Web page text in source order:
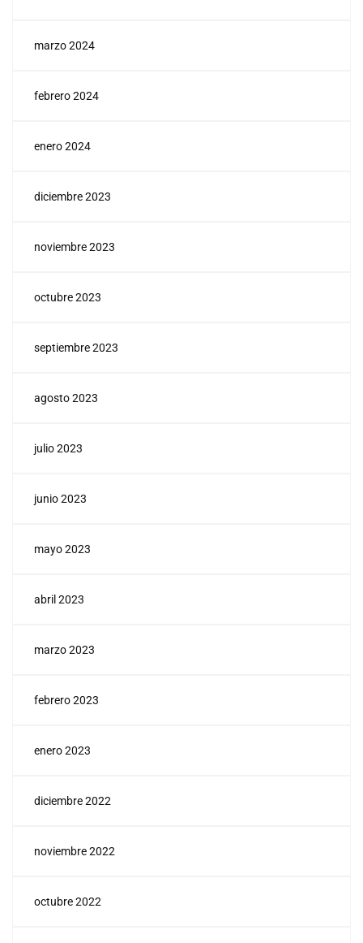
marzo 2024
febrero 2024
enero 2024
diciembre 2023
noviembre 2023
octubre 2023
septiembre 2023
agosto 2023
julio 2023
junio 2023
mayo 2023
abril 2023
marzo 2023
febrero 2023
enero 2023
diciembre 2022
noviembre 2022
octubre 2022